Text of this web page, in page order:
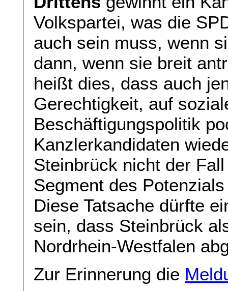
Volkspartei, was die
auch sein muss, wenn
dann, wenn sie breit
heißt dies, dass auch
Gerechtigkeit, auf
Beschäftigungspolitik
Kanzlerkandidaten
Steinbrück nicht der
Segment des
Diese Tatsache dürfte
sein, dass Steinbrück
Nordrhein-Westfalen
Zur Erinnerung die